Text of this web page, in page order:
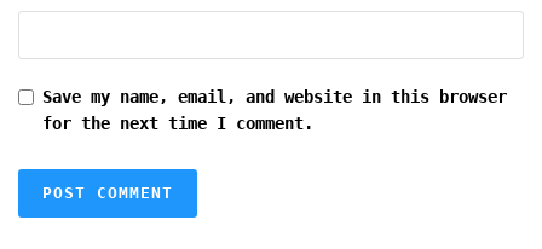
Save my name, email, and website in this browser
for the next time I comment.